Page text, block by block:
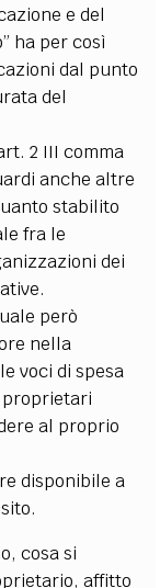
e del
ha per così
dal punto
del
2 III comma
anche altre
stabilito
fra le
dei
però
nella
voci di spesa
proprietari
al proprio
disponibile a
cosa si
affitto